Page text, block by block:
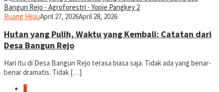
Ruang Hijauyopiefranz
April 27, 2026April 28, 2026
Hutan yang Pulih, Waktu yang Kembali: Catatan dari
Desa Bangun Rejo
Hari itu di Desa Bangun Rejo terasa biasa saja. Tidak ada yang benar-
benar dramatis. Tidak […]
1